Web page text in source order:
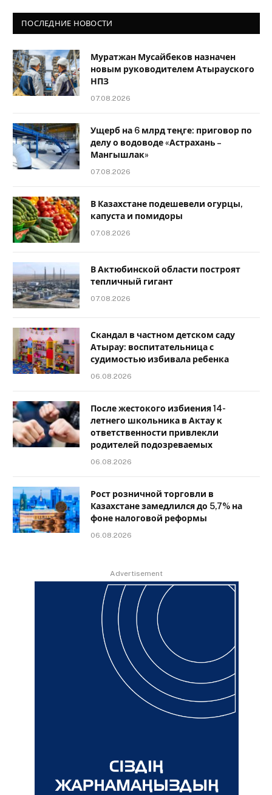
ПОСЛЕДНИЕ НОВОСТИ
Муратжан Мусайбеков назначен
новым руководителем Атырауского
НПЗ
07.08.2026
Ущерб на 6 млрд теңге: приговор по
делу о водоводе «Астрахань –
Мангышлак»
07.08.2026
В Казахстане подешевели огурцы,
капуста и помидоры
07.08.2026
В Актюбинской области построят
тепличный гигант
07.08.2026
Скандал в частном детском саду
Атырау: воспитательница с
судимостью избивала ребенка
06.08.2026
После жестокого избиения 14-
летнего школьника в Актау к
ответственности привлекли
родителей подозреваемых
06.08.2026
Рост розничной торговли в
Казахстане замедлился до 5,7% на
фоне налоговой реформы
06.08.2026
Advertisement